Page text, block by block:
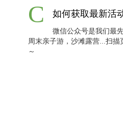
C 如何获取最新活
微信公众号是我们最
周末亲子游，沙滩露营...扫描
～